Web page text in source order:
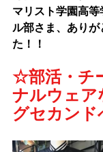
マリスト学園高
ル部さま、 ありが
た！！
☆部活・チ
ナルウェア
グセカン